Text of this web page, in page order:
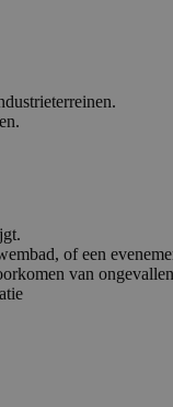
of een
van